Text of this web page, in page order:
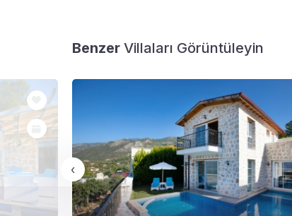
Benzer Villaları Görüntüleyin
‹